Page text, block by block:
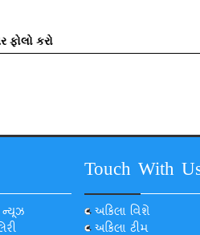
ફોલો કરો
Touch With
અકિલા વિશે
અકિલા ટીમ